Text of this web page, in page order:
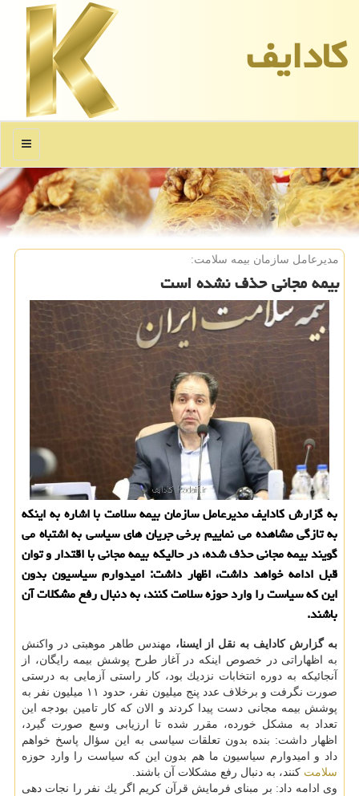
كادایف
منو
مدیرعامل سازمان بیمه سلامت:
بیمه مجانی حذف نشده است
به گزارش كادایف مدیرعامل سازمان بیمه سلامت با اشاره به اینكه
به تازگی مشاهده می نماییم برخی جریان های سیاسی به اشتباه می
گویند بیمه مجانی حذف شده، در حالیكه بیمه مجانی با اقتدار و توان
قبل ادامه خواهد داشت، اظهار داشت: امیدوارم سیاسیون بدون
این كه سیاست را وارد حوزه سلامت كنند، به دنبال رفع مشكلات آن
باشند.
به گزارش كادایف به نقل از ایسنا، مهندس طاهر موهبتی در واكنش
به اظهاراتی در خصوص اینكه در آغاز طرح پوشش بیمه رایگان، از
آنجائیكه به دوره انتخابات نزدیك بود، كار راستی آزمایی به درستی
صورت نگرفت و برخلاف عدد پنج میلیون نفر، حدود ۱۱ میلیون نفر به
پوشش بیمه مجانی دست پیدا كردند و الان كه كار تامین بودجه این
تعداد به مشكل خورده، مقرر شده تا ارزیابی وسع صورت گیرد،
اظهار داشت: بنده بدون تعلقات سیاسی به این سؤال پاسخ خواهم
داد و امیدوارم سیاسیون ما هم بدون این كه سیاست را وارد حوزه
سلامت كنند، به دنبال رفع مشكلات آن باشند.
وی ادامه داد: بر مبنای فرمایش قرآن كریم اگر یك نفر را نجات دهی